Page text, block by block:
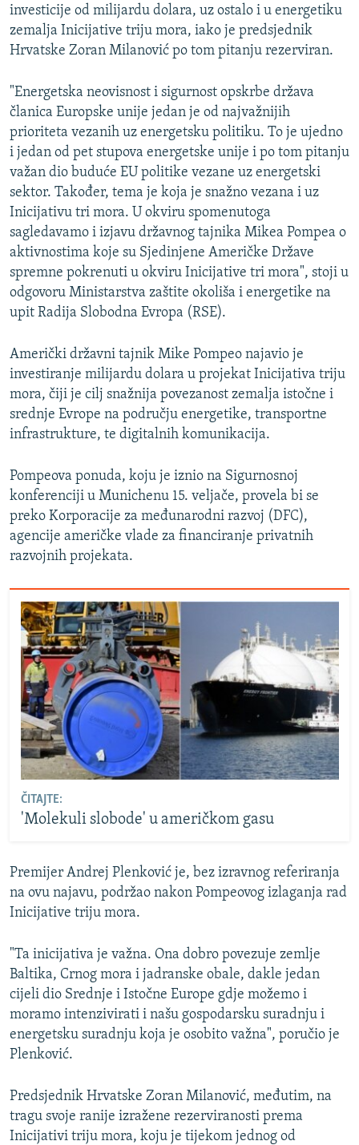
TRI DECENIJE OD RATA U BIH
SVE KARTE DEJTONA
NASTANAK I RASPAD JUGOSLAVIJE
investicije od milijardu dolara, uz ostalo i u energetiku
zemalja Inicijative triju mora, iako je predsjednik
Hrvatske Zoran Milanović po tom pitanju rezerviran.
"Energetska neovisnost i sigurnost opskrbe država
članica Europske unije jedan je od najvažnijih
prioriteta vezanih uz energetsku politiku. To je ujedno
i jedan od pet stupova energetske unije i po tom pitanju
važan dio buduće EU politike vezane uz energetski
sektor. Također, tema je koja je snažno vezana i uz
Inicijativu tri mora. U okviru spomenutoga
sagledavamo i izjavu državnog tajnika Mikea Pompea o
aktivnostima koje su Sjedinjene Američke Države
spremne pokrenuti u okviru Inicijative tri mora", stoji u
odgovoru Ministarstva zaštite okoliša i energetike na
upit Radija Slobodna Evropa (RSE).
Američki državni tajnik Mike Pompeo najavio je
investiranje milijardu dolara u projekat Inicijativa triju
mora, čiji je cilj snažnija povezanost zemalja istočne i
srednje Evrope na području energetike, transportne
infrastrukture, te digitalnih komunikacija.
Pompeova ponuda, koju je iznio na Sigurnosnoj
konferenciji u Munichenu 15. veljače, provela bi se
preko Korporacije za međunarodni razvoj (DFC),
agencije američke vlade za financiranje privatnih
razvojnih projekata.
ČITAJTE:
'Molekuli slobode' u američkom gasu
Premijer Andrej Plenković je, bez izravnog referiranja
na ovu najavu, podržao nakon Pompeovog izlaganja rad
Inicijative triju mora.
"Ta inicijativa je važna. Ona dobro povezuje zemlje
Baltika, Crnog mora i jadranske obale, dakle jedan
cijeli dio Srednje i Istočne Europe gdje možemo i
moramo intenzivirati i našu gospodarsku suradnju i
energetsku suradnju koja je osobito važna", poručio je
Plenković.
Predsjednik Hrvatske Zoran Milanović, međutim, na
tragu svoje ranije izražene rezerviranosti prema
Inicijativi triju mora, koju je tijekom jednog od